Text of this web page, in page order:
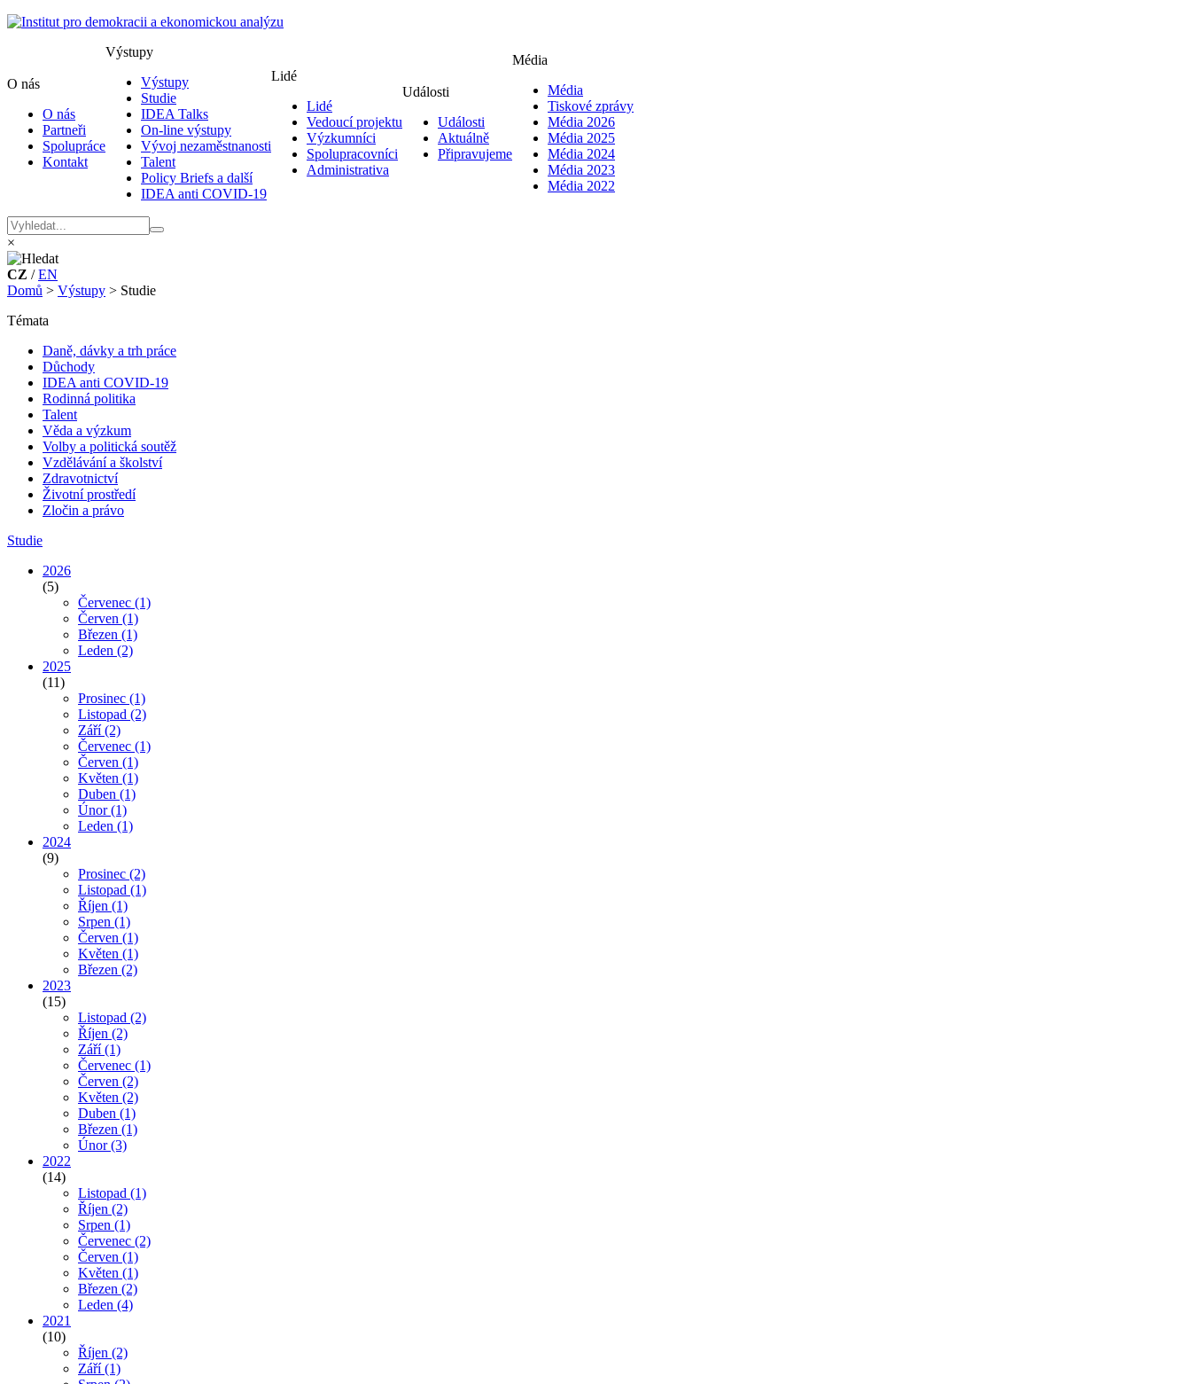
O nás
O nás
Partneři
Spolupráce
Kontakt
Výstupy
Výstupy
Studie
IDEA Talks
On-line výstupy
Vývoj nezaměstnanosti
Talent
Policy Briefs a další
IDEA anti COVID-19
Lidé
Lidé
Vedoucí projektu
Výzkumníci
Spolupracovníci
Administrativa
Události
Události
Aktuálně
Připravujeme
Média
Média
Tiskové zprávy
Média 2026
Média 2025
Média 2024
Média 2023
Média 2022
×
CZ /EN
Domů > Výstupy > Studie
Témata
Daně, dávky a trh práce
Důchody
IDEA anti COVID-19
Rodinná politika
Talent
Věda a výzkum
Volby a politická soutěž
Vzdělávání a školství
Zdravotnictví
Životní prostředí
Zločin a právo
Studie
2026
(5)
Červenec (1)
Červen (1)
Březen (1)
Leden (2)
2025
(11)
Prosinec (1)
Listopad (2)
Září(2)
Červenec (1)
Červen (1)
Květen (1)
Duben (1)
Únor(1)
Leden (1)
2024
(9)
Prosinec (2)
Listopad (1)
Říjen (1)
Srpen (1)
Červen (1)
Květen (1)
Březen (2)
2023
(15)
Listopad (2)
Říjen (2)
Září(1)
Červenec (1)
Červen (2)
Květen (2)
Duben (1)
Březen (1)
Únor(3)
2022
(14)
Listopad (1)
Říjen (2)
Srpen (1)
Červenec (2)
Červen (1)
Květen (1)
Březen (2)
Leden (4)
2021
(10)
Říjen (2)
Září(1)